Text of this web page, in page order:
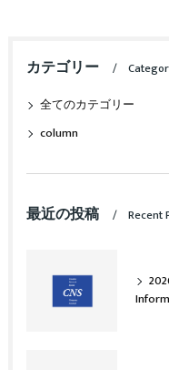
カテゴリー
全てのカテゴリー
column
最近の投稿 Recent